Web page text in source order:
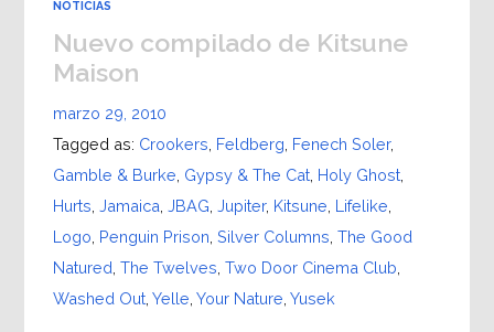
NOTICIAS
Nuevo compilado de Kitsune
Maison
marzo 29, 2010
Tagged as: Crookers Feldberg Fenech Soler,
Gamble & Burke Gypsy & The Cat, Holy Ghost,
Hurts Jamaica JBAG Jupiter, Kitsune Lifelike
Logo Penguin Prison Silver Columns The Good
Natured The Twelves Two Door Cinema Club
Washed Out, Yelle Your Nature Yusek